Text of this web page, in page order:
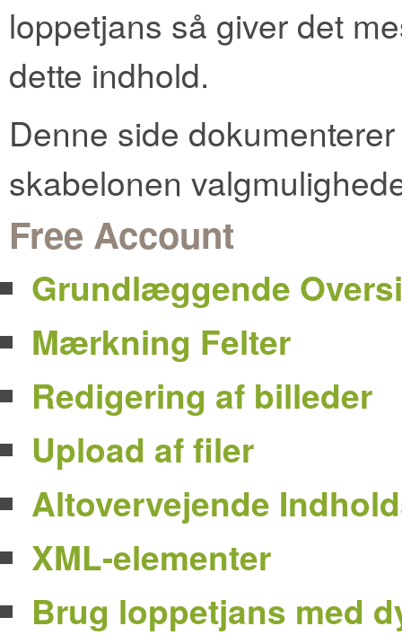
loppetjans så giver det
dette indhold.
Denne side
skabelonen
Free Account
Grundlæggende
Mærkning Felter
Redigering af billeder
Upload af filer
Altovervejende
XML-elementer
Brug loppetjans med